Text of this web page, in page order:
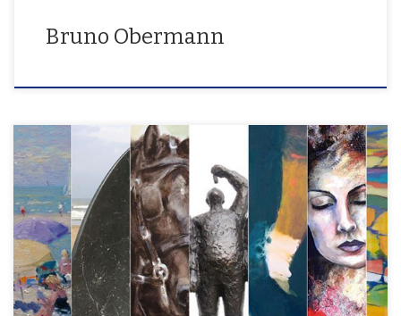
Bruno Obermann
17. Mai – 16. Juni 2013